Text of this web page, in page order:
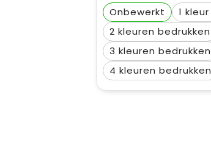
Onbewerkt
1
2
3
4